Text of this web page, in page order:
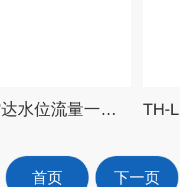
TH-L3S雷达水位流量一体计
首页 下一页